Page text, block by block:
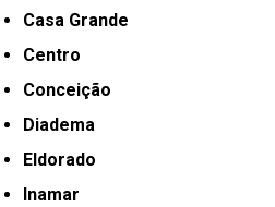
Casa Grande
Centro
Conceição
Diadema
Eldorado
Inamar